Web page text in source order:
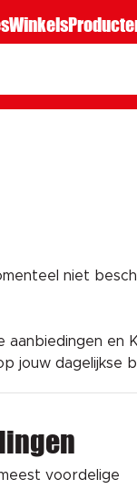
Winkels
niet
jouw
voordelige